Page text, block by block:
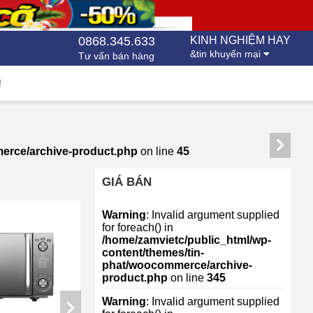
0868.345.633
Tư vấn bán hàng
KINH NGHIỆM HAY
&tin khuyến mại
archive-product.php on line 45
GIÁ BÁN
Warning: Invalid argument supplied
for foreach() in
/home/zamvietc/public_html/wp-
content/themes/tin-
phat/woocommerce/archive-
product.php on line 345
Warning: Invalid argument supplied